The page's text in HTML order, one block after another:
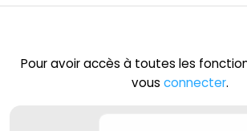
Pour avoir accès à toutes les
vous connecter.